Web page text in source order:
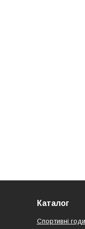
Каталог
Спортивні